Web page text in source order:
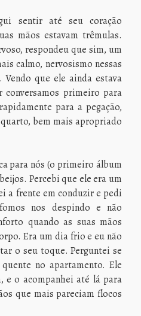
sentir até seu coração
mãos estavam trêmulas.
respondeu que sim, um
calmo, nervosismo nessas
Vendo que ele ainda estava
conversamos primeiro para
para a pegação,
bem mais apropriado
para nós (o primeiro álbum
Percebi que ele era um
a frente em conduzir e pedi
nos despindo e não
quando as suas mãos
Era um dia frio e eu não
o seu toque. Perguntei se
no apartamento. Ele
e o acompanhei até lá para
que mais pareciam flocos